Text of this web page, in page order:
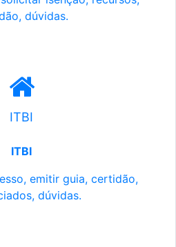
dúvidas.
ITBI
ITBI
emitir guia, certidão,
dúvidas.